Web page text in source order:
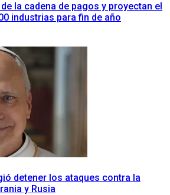
la cadena de pagos y proyectan el
industrias para fin de año
detener los ataques contra la
y Rusia